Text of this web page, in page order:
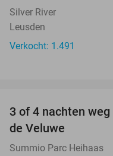
Silver River
Leusden
Verkocht: 1.491
3 of 4 nachten
de Veluwe
Summio Parc Heihaas